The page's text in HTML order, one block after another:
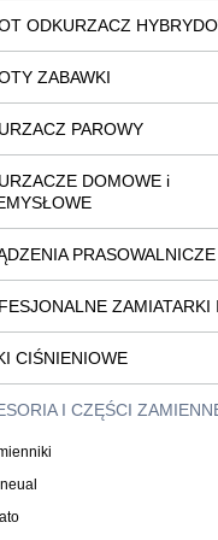
ODKURZACZ
ZABAWKI
PAROWY
DOMOWE i
PRASOWALNICZE
ZAMIATARKI
CIŚNIENIOWE
I CZĘŚCI